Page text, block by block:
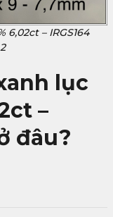
– IRGS164
lục
–
đâu?